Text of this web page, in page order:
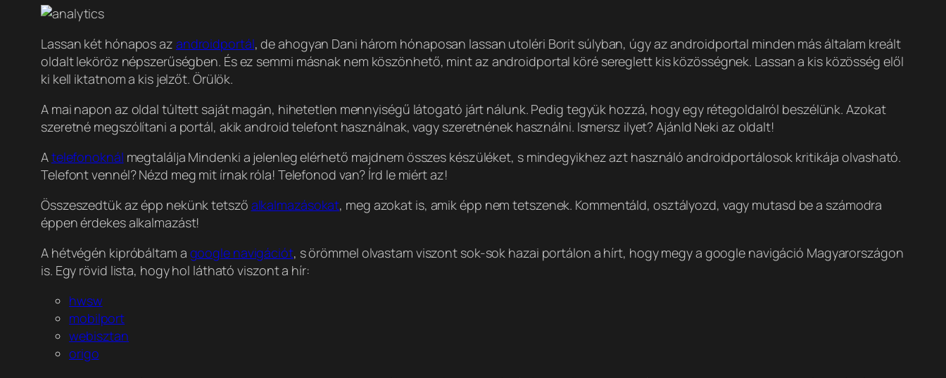
Lassan két hónapos az androidportál, de ahogyan Dani három hónaposan lassan utoléri Borit súlyban, úgy az androidportal minden más általam kreált
oldalt leköröz népszerűségben. És ez semmi másnak nem köszönhető, mint az androidportal köré sereglett kis közösségnek. Lassan a kis közösség elől
ki kell iktatnom a kis jelzőt. Örülök.
A mai napon az oldal túltett saját magán, hihetetlen mennyiségű látogató járt nálunk. Pedig tegyük hozzá, hogy egy rétegoldalról beszélünk. Azokat
szeretné megszólítani a portál, akik android telefont használnak, vagy szeretnének használni. Ismersz ilyet? Ajánld Neki az oldalt!
Atelefonoknál megtalálja Mindenki a jelenleg elérhető majdnem összes készüléket, s mindegyikhez azt használó androidportálosok kritikája olvasható.
Telefont vennél? Nézd meg mit írnak róla! Telefonod van? Írd le miért az!
Összeszedtük az épp nekünk tetsző alkalmazásokat, meg azokat is, amik épp nem tetszenek. Kommentáld, osztályozd, vagy mutasd be a számodra
éppen érdekes alkalmazást!
A hétvégén kipróbáltam a google navigációt, s örömmel olvastam viszont sok-sok hazai portálon a hírt, hogy megy a google navigáció Magyarországon
is. Egy rövid lista, hogy hol látható viszont a hír:
hwsw
mobilport
webisztan
origo